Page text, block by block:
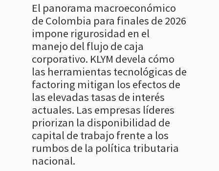
El panorama macroeconómico
de Colombia para finales de 2026
impone rigurosidad en el
manejo del flujo de caja
corporativo. KLYM devela cómo
las herramientas tecnológicas de
factoring mitigan los efectos de
las elevadas tasas de interés
actuales. Las empresas líderes
priorizan la disponibilidad de
capital de trabajo frente a los
rumbos de la política tributaria
nacional.